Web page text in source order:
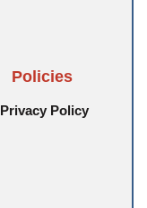
Policies
Privacy Policy